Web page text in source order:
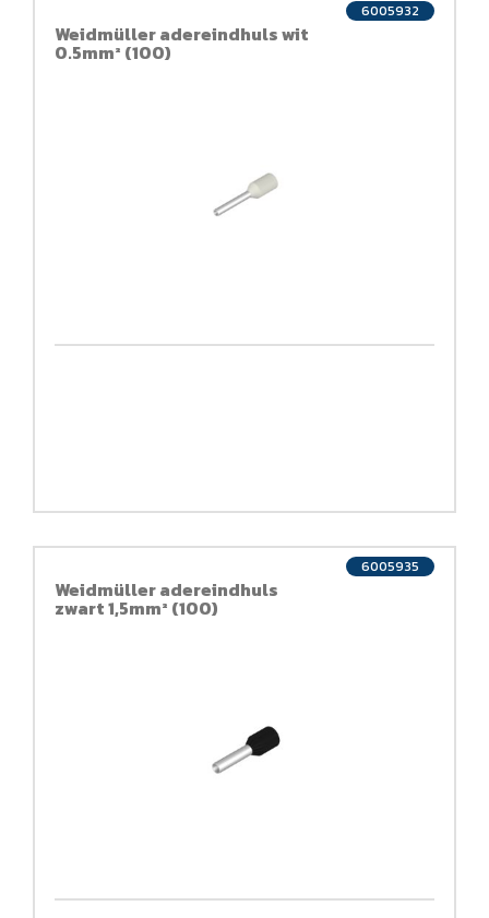
Weidmüller adereindhuls wit
0.5mm² (100)
6005932
Weidmüller adereindhuls
zwart 1,5mm² (100)
6005935